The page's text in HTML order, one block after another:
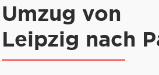
Umzug von
Leipzig nach